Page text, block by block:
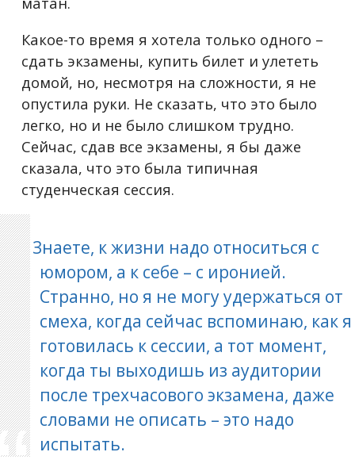
Какое-то время я хотела только одного –
сдать экзамены, купить билет и улететь
домой, но, несмотря на сложности, я не
опустила руки. Не сказать, что это было
легко, но и не было слишком трудно.
Сейчас, сдав все экзамены, я бы даже
сказала, что это была типичная
студенческая сессия.
Знаете, к жизни надо относиться с
юмором, а к себе – с иронией.
Странно, но я не могу удержаться от
смеха, когда сейчас вспоминаю, как я
готовилась к сессии, а тот момент,
когда ты выходишь из аудитории
после трехчасового экзамена, даже
словами не описать – это надо
испытать.